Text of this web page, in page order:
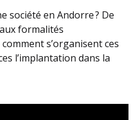
société en Andorre ? De
aux formalités
s’organisent ces
l’implantation dans la